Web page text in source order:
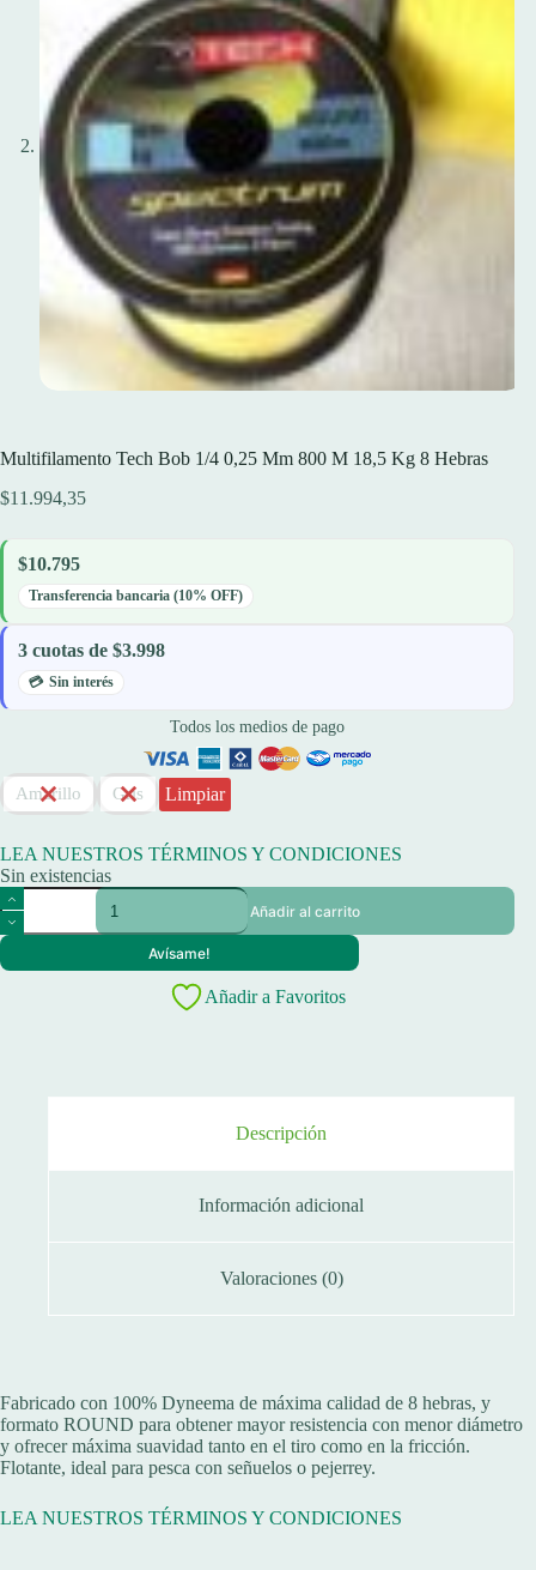
Multifilamento Tech Bob 1/4 0,25 Mm 800 M 18,5 Kg 8 Hebras
$11.994,35
$10.795
Transferencia bancaria (10% OFF)
3 cuotas de $3.998
Sin interés
Todos los medios de pago
Amarillo Gris Limpiar
LEA NUESTROS TÉRMINOS Y CONDICIONES
Sin existencias
Multifilamento
Tech
Bob
0,25
Añadir al carrito
Avísame!
Añadir a Favoritos
Descripción
Información adicional
Valoraciones (0)
Fabricado con 100% Dyneema de máxima calidad de 8 hebras, y
formato ROUND para obtener mayor resistencia con menor diámetro
y ofrecer máxima suavidad tanto en el tiro como en la fricción.
Flotante, ideal para pesca con señuelos o pejerrey.
LEA NUESTROS TÉRMINOS Y CONDICIONES